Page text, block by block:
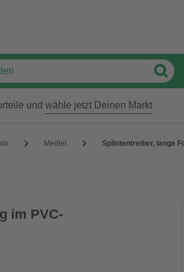
und wähle jetzt Deinen Markt
Meißel Splintentreiber, lange
im PVC-